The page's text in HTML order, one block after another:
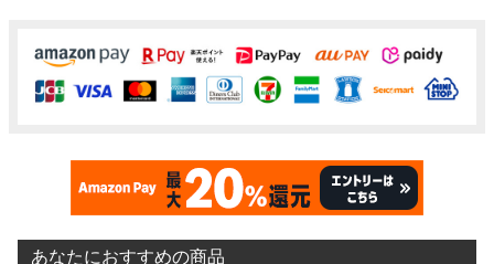
あなたにおすすめの商品